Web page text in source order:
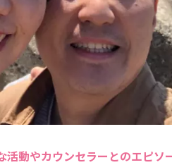
動やカウンセラーとのエピソ